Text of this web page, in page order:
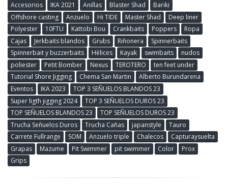
Accesorios
IKA 2021 Anillas Blaster Shad
Bariki
Offshore casting
Anzuelo Hi TIDE Master Shad
Deep liner
Polyester
10FTU Kattobi Bou Crankbaits Poppers
Ropa
Cajas
Jerkbaits blandos Grubs Riñonera
Spinnerbaits
Spinnerbait y buzzerbaits
Hèlices Kayak swimbaits
nudos
poliester
Petit Bomber Nexus TEROTERO
ten feet under
Tutorial Shore Jigging
Chema San Martin
Alberto Burundarena
Eventos
IKA 2023
TOP 3 SEÑUELOS BLANDOS 23
Super ligth jigging 2024
TOP 3 SEÑUELOS DUROS 23
TOP SEÑUELOS BLANDOS 23
TOP SEÑUELOS DUROS 23
Trucha Señuelos Duros
Trucha Cañas japanstyle
Tauro
Carrete Fullrange
SOM Anzuelo triple Chalecos
Capturaysuelta
Grapas
Mazume Pit Swimmer pit swimmer Color
Prox
Grips